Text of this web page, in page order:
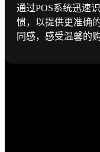
通过POS系统迅速
惯，以提供更准确
同感，感受温馨的